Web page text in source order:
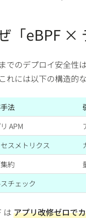
「eBPF ×
でのデプロイ安全性は
れには以下の構造的
法
APM
スメトリクス
約
チェック
は アプリ改修ゼロで